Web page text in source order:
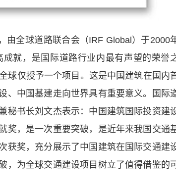
全球道路联合会（IRF Global）于2000
就，是国际道路行业内最有声望的荣誉
球仅授予一个项目。这是中国建筑在国内
、中国基建走向世界具有重要意义。国际
秘书长刘文杰表示：中国建筑国际投资建
奖，是一次重要突破，是近年来我国交通
获奖，充分展示了中国建筑在国际交通建
，为全球交通建设项目树立了值得借鉴的可